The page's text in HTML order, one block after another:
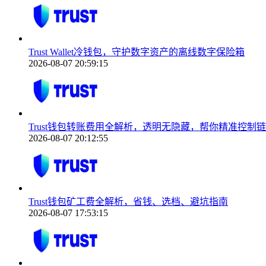
Trust Wallet冷钱包，守护数字资产的离线数字保险箱
2026-08-07 20:59:15
Trust钱包转账费用全解析，透明无隐藏，帮你精准控制
2026-08-07 20:12:55
Trust钱包矿工费全解析，省钱、选档、避坑指南
2026-08-07 17:53:15